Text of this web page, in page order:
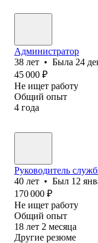
Администратор
38 лет • Была 24
45 000 ₽
Не ищет работу
Общий опыт
4 года
Руководитель
40 лет • Был 12
170 000 ₽
Не ищет работу
Общий опыт
18 лет 2 месяца
Другие резюме